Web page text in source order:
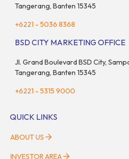
Tangerang, Banten 15345
+6221 - 5036 8368
BSD CITY MARKETING OFFICE
Jl. Grand Boulevard BSD City,
Tangerang, Banten 15345
+6221 - 5315 9000
QUICK LINKS
ABOUT US
INVESTOR AREA